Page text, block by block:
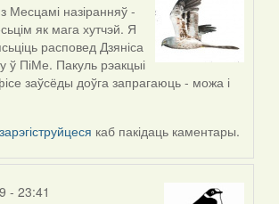
Месцамі назіранняў -
як мага хутчэй. Я
расповед Дзяніса
ў ПіМе. Пакуль рэакцыі
заўсёды доўга запрагаюць - можа і
зарэгіструйцеся каб пакідаць каментары.
- 23:41